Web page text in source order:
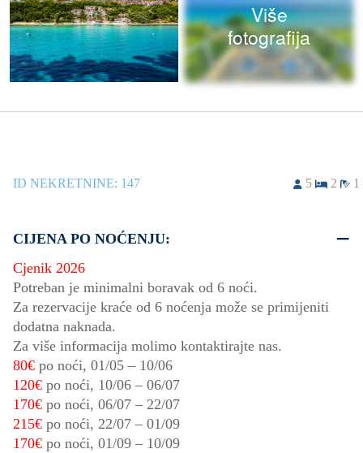
Više
fotografija
ID NEKRETNINE: 147 5 2 1
CIJENA PO NOĆENJU:
Cjenik 2026
Potreban je minimalni boravak od 6 noći.
Za rezervacije kraće od 6 noćenja može se primijeniti
dodatna naknada.
Za više informacija molimo kontaktirajte nas.
80€ po noći, 01/05 – 10/06
120€ po noći, 10/06 – 06/07
170€ po noći, 06/07 – 22/07
215€ po noći, 22/07 – 01/09
170€ po noći, 01/09 – 10/09